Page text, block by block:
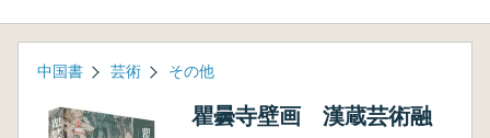
中国書 芸術 その他
瞿曇寺壁画 漢蔵芸術融